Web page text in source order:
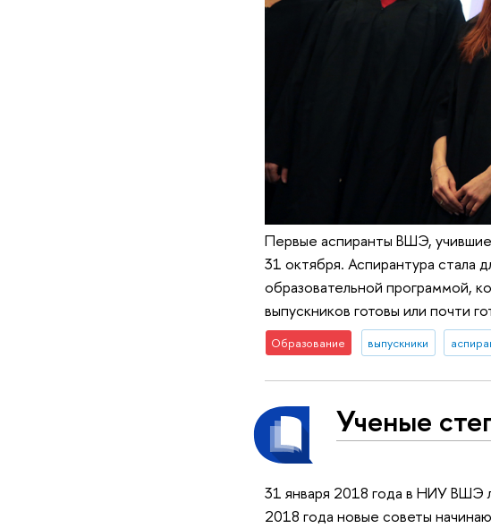
Первые аспиранты ВШЭ,
31 октября. Аспирантура стала
образовательной программой,
выпускников готовы или почти
Образование выпускники
Ученые
31 января 2018 года в НИУ ВШЭ
2018 года новые советы